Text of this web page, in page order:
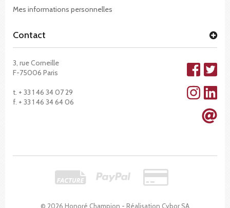
© 2026 Honoré Champion - Réalisation Cybor SA
Mes informations personnelles
Contact
3, rue Corneille
F-75006 Paris
t. + 33 1 46 34 07 29
f. + 33 1 46 34 64 06